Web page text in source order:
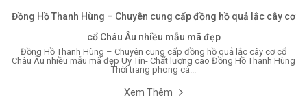
Đồng Hồ Thanh Hùng – Chuyên cung cấp đồng hồ quả lắc cây cơ
cổ Châu Âu nhiều mẫu mã đẹp
Đồng Hồ Thanh Hùng – Chuyên cung cấp đồng hồ quả lắc cây cơ cổ
Châu Âu nhiều mẫu mã đẹp Uy Tín- Chất lượng cao Đồng Hồ Thanh Hùng
Thời trang phong cá...
Xem Thêm